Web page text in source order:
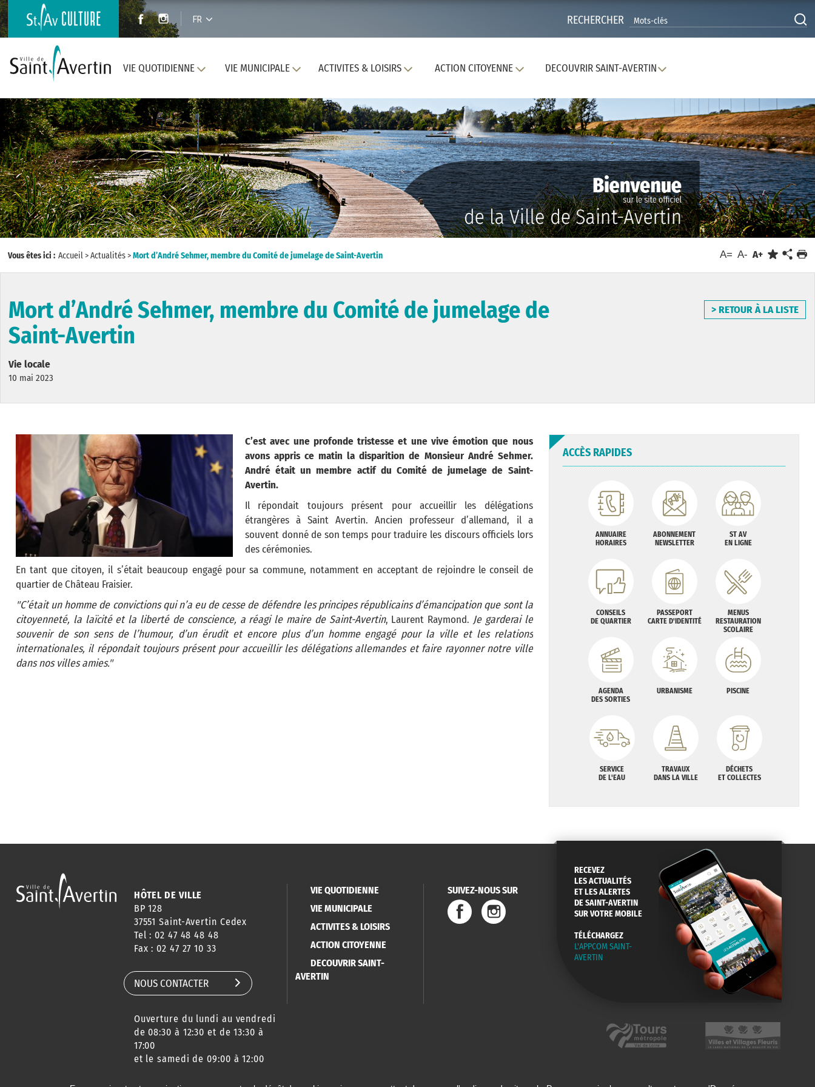
FR RECHERCHER
VIE QUOTIDIENNE VIE MUNICIPALE ACTIVITES & LOISIRS ACTION CITOYENNE DECOUVRIR SAINT-AVERTIN
Vous êtes ici : Accueil>Actualités>Mort d’André Sehmer, membre du Comité de jumelage de Saint-Avertin A= A- A+
Mort d’André Sehmer, membre du Comité de jumelage de
Saint-Avertin
> RETOUR À LA LISTE
Vie locale
10 mai 2023
C’est avec une profonde tristesse et une vive émotion que nous
avons appris ce matin la disparition de Monsieur André Sehmer.
André était un membre actif du Comité de jumelage de Saint-
Avertin.
Il répondait toujours présent pour accueillir les délégations
étrangères à Saint Avertin. Ancien professeur d’allemand, il a
souvent donné de son temps pour traduire les discours officiels lors
des cérémonies.
En tant que citoyen, il s’était beaucoup engagé pour sa commune, notamment en acceptant de rejoindre le conseil de
quartier de Château Fraisier.
"C’était un homme de convictions qui n’a eu de cesse de défendre les principes républicains d’émancipation que sont la
citoyenneté, la laïcité et la liberté de conscience, a réagi le maire de Saint-Avertin, Laurent Raymond. Je garderai le
souvenir de son sens de l’humour, d’un érudit et encore plus d’un homme engagé pour la ville et les relations
internationales, il répondait toujours présent pour accueillir les délégations allemandes et faire rayonner notre ville
dans nos villes amies."
ACCÈS RAPIDES
ANNUAIRE
HORAIRES
ABONNEMENT
NEWSLETTER
ST AV
EN LIGNE
CONSEILS
DE QUARTIER
PASSEPORT
CARTE D'IDENTITÉ
MENUS
RESTAURATION
SCOLAIRE
AGENDA
DES SORTIES
URBANISME PISCINE
SERVICE
DE L'EAU
TRAVAUX
DANS LA VILLE
DÉCHETS
ET COLLECTES
HÔTEL DE VILLE
BP 128
37551 Saint-Avertin Cedex
Tel : 02 47 48 48 48
Fax : 02 47 27 10 33
NOUS CONTACTER
Ouverture du lundi au vendredi
de 08:30 à 12:30 et de 13:30 à
17:00
et le samedi de 09:00 à 12:00
VIE QUOTIDIENNE
VIE MUNICIPALE
ACTIVITES & LOISIRS
ACTION CITOYENNE
DECOUVRIR SAINT-
AVERTIN
SUIVEZ-NOUS SUR
RECEVEZ
LES ACTUALITÉS
ET LES ALERTES
DE SAINT-AVERTIN
SUR VOTRE MOBILE
TÉLÉCHARGEZ
L'APPCOM SAINT-
AVERTIN